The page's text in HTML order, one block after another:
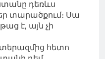
դեռևս
տարածքում։ Սա
է, այն չի
հետո